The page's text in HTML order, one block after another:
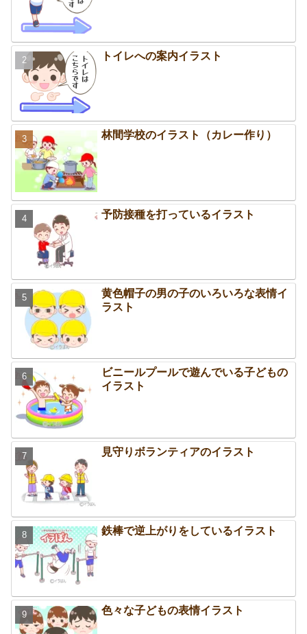
トイレへの案内イラスト
林間学校のイラスト（カレー作り）
予防接種を打っているイラスト
黄色帽子の男の子のいろいろな表情イ
ラスト
ビニールプールで遊んでいる子どもの
イラスト
見守りボランティアのイラスト
鉄棒で逆上がりをしているイラスト
色々な子どもの表情イラスト